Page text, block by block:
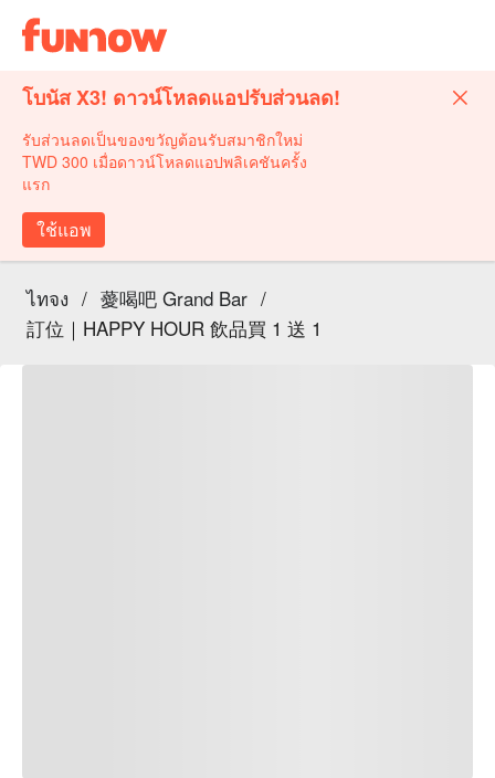
โบนัส X3! ดาวน์โหลดแอปรับส่วนลด!
รับส่วนลดเป็นของขวัญต้อนรับสมาชิกใหม่
TWD 300 เมื่อดาวน์โหลดแอปพลิเคชันครั้ง
แรก
ใช้แอพ
ไทจง / 薆喝吧 Grand Bar /
訂位｜HAPPY HOUR 飲品買 1 送 1